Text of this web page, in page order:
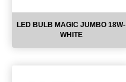
LED BULB MAGIC JUMBO 18W-
WHITE